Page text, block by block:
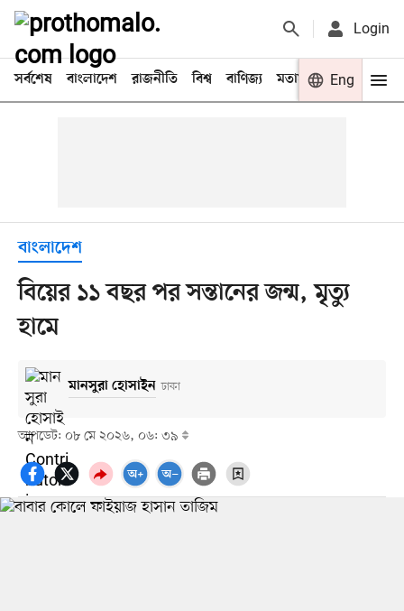
Login
সর্বশেষ বাংলাদেশ রাজনীতি বিশ্ব বাণিজ্য মতামত খেলা
Eng
বাংলাদেশ
বিয়ের ১১ বছর পর সন্তানের জন্ম, মৃত্যু
হামে
মানসুরা হোসাইন ঢাকা
আপডেট: ০৮ মে ২০২৬, ০৬: ৩৯